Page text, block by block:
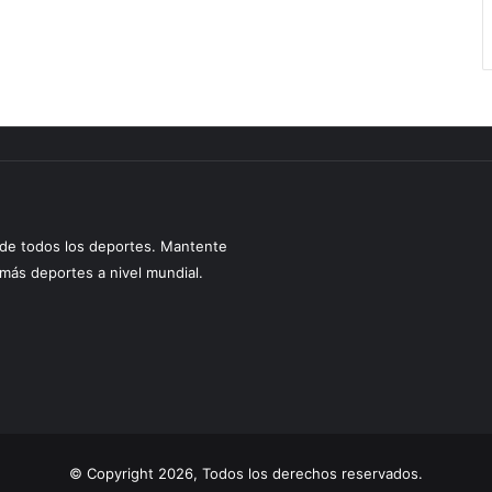
todos los deportes. Mantente
deportes a nivel mundial.
© Copyright 2026, Todos los derechos reservados.